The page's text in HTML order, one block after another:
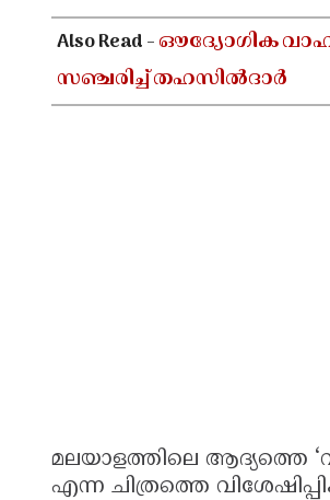
Also Read -ഔദ്യോഗിക
സഞ്ചരിച്ച് തഹസിൽദാർ
മലയാളത്തിലെ ആദ്യത്തെ
എന്ന ചിത്രത്തെ